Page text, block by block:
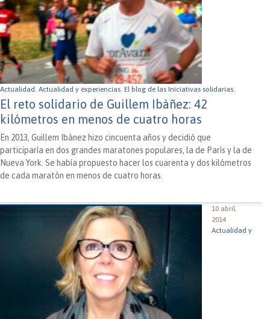
Actualidad. Actualidad y experiencias. El blog de las Iniciativas solidarias.
El reto solidario de Guillem Ibàñez: 42
kilómetros en menos de cuatro horas
En 2013, Guillem Ibànez hizo cincuenta años y decidió que
participaría en dos grandes maratones populares, la de París y la de
Nueva York. Se había propuesto hacer los cuarenta y dos kilómetros
de cada maratón en menos de cuatro horas.
10 abril,
2014
Actualidad y